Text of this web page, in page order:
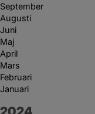
September
Augusti
Juni
Maj
April
Mars
Februari
Januari
År: